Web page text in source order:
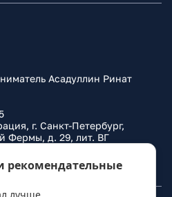
Асадуллин Ринат
г. Санкт-Петербург,
Фермы, д. 29, лит. ВГ
рекомендательные